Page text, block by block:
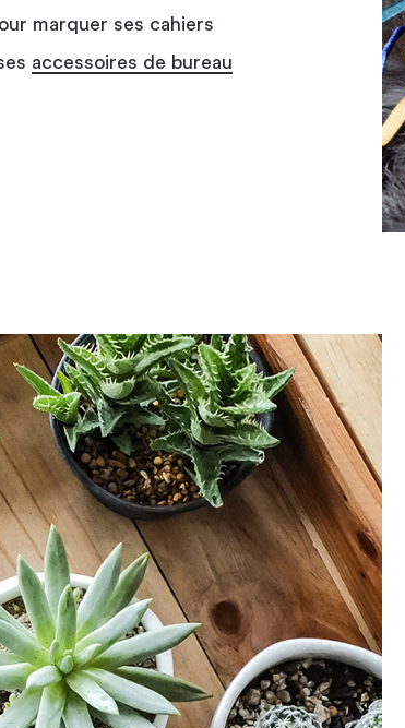
marquer ses cahiers
accessoires de bureau